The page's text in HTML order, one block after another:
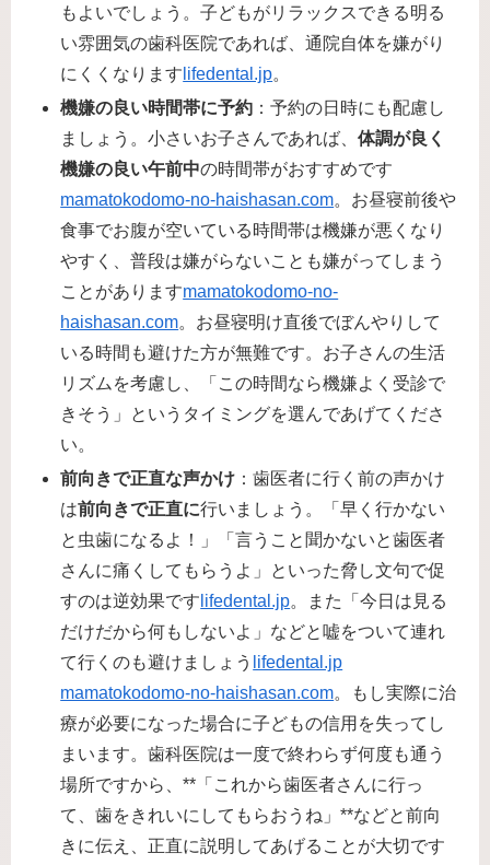
もよいでしょう。子どもがリラックスできる明る
い雰囲気の歯科医院であれば、通院自体を嫌がり
にくくなります​ lifedental.jp。
機嫌の良い時間帯に予約 ：予約の日時にも配慮し
ましょう。小さいお子さんであれば、体調が良く
機嫌の良い午前中の時間帯がおすすめです​
mamatokodomo-no-haishasan.com。お昼寝前後や
食事でお腹が空いている時間帯は機嫌が悪くなり
やすく、普段は嫌がらないことも嫌がってしまう
ことがあります​mamatokodomo-no-
haishasan.com。お昼寝明け直後でぼんやりして
いる時間も避けた方が無難です。お子さんの生活
リズムを考慮し、「この時間なら機嫌よく受診で
きそう」というタイミングを選んであげてくださ
い。
前向きで正直な声かけ ：歯医者に行く前の声かけ
は前向きで正直に行いましょう。「早く行かない
と虫歯になるよ！」「言うこと聞かないと歯医者
さんに痛くしてもらうよ」といった脅し文句で促
すのは逆効果です​ lifedental.jp。また「今日は見る
だけだから何もしないよ」などと嘘をついて連れ
て行くのも避けましょう​ lifedental.jp
mamatokodomo-no-haishasan.com。もし実際に治
療が必要になった場合に子どもの信用を失ってし
まいます。歯科医院は一度で終わらず何度も通う
場所ですから、**「これから歯医者さんに行っ
て、歯をきれいにしてもらおうね」**などと前向
きに伝え、正直に説明してあげることが大切です​